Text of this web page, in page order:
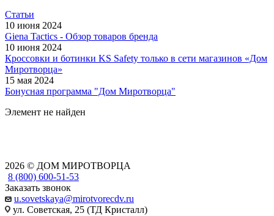
Статьи
10 июня 2024
Giena Tactics - Обзор товаров бренда
10 июня 2024
Кроссовки и ботинки KS Safety только в сети магазинов «Дом
Миротворца»
15 мая 2024
Бонусная программа "Дом Миротворца"
Элемент не найден
2026 © ДОМ МИРОТВОРЦА
8 (800) 600-51-53
Заказать звонок
u.sovetskaya@mirotvorecdv.ru
ул. Советская, 25 (ТД Кристалл)